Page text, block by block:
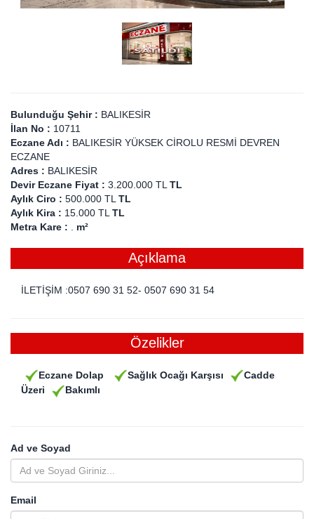
Bulunduğu Şehir : BALIKESİR
İlan No : 10711
Eczane Adı : BALIKESİR YÜKSEK CİROLU RESMİ DEVREN
ECZANE
Adres : BALIKESİR
Devir Eczane Fiyat : 3.200.000 TL TL
Aylık Ciro : 500.000 TL TL
Aylık Kira : 15.000 TL TL
Metra Kare :
m²
Açıklama
İLETİŞİM :0507 690 31 52- 0507 690 31 54
Özelikler
Eczane Dolap Sağlık Ocağı Karşısı
Cadde
Üzeri
Bakımlı
Ad ve Soyad
Email